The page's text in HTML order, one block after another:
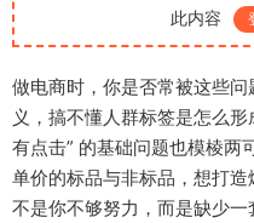
此内容
做电商时，你是否常被这些
义，搞不懂人群标签是怎么
有点击” 的基础问题也模棱两
单价的标品与非标品，想打
不是你不够努力，而是缺少